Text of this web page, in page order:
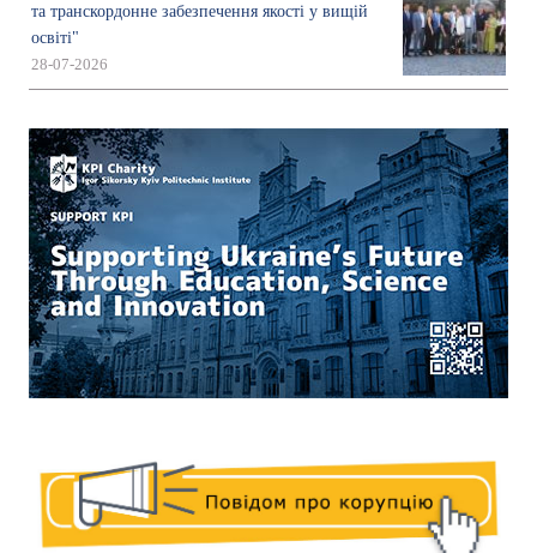
та транскордонне забезпечення якості у вищій
освіті"
28-07-2026